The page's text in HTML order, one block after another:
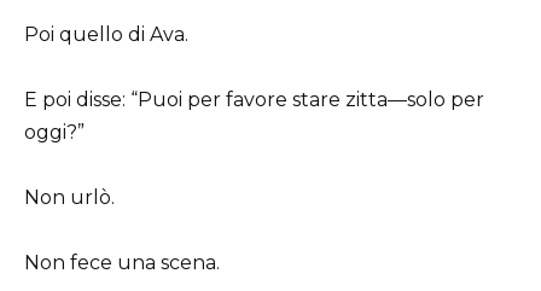
Poi quello di Ava.
E poi disse: “Puoi per favore stare zitta—solo per
oggi?”
Non urlò.
Non fece una scena.